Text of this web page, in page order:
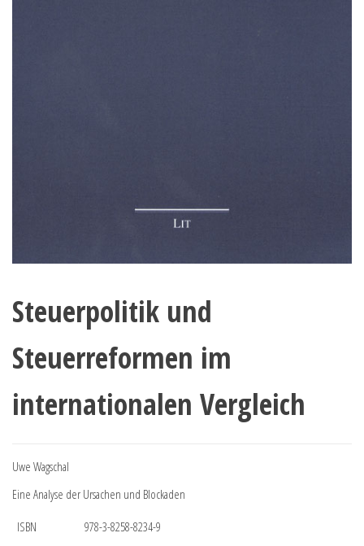
Steuerpolitik und
Steuerreformen im
internationalen Vergleich
Uwe Wagschal
Eine Analyse der Ursachen und Blockaden
ISBN
978-3-8258-8234-9